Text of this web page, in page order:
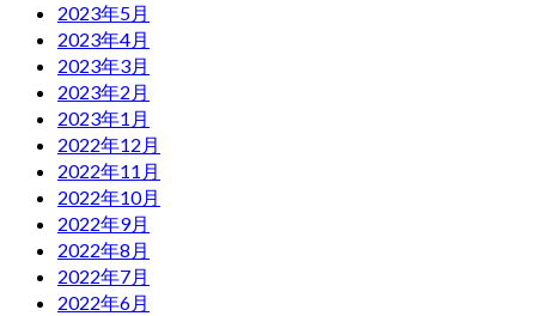
2023年5月
2023年4月
2023年3月
2023年2月
2023年1月
2022年12月
2022年11月
2022年10月
2022年9月
2022年8月
2022年7月
2022年6月